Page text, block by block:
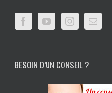
BESOIN D’UN CONSEIL ?